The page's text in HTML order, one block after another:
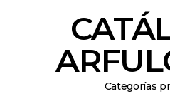
Categorías